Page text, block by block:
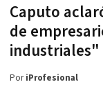
Caputo
de
industriales"
PoriProfesional